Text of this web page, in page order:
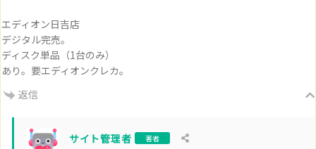
エディオン日吉店
デジタル完売。
ディスク単品（1台のみ）
あり。要エディオンクレカ。
返信
サイト管理者 著者